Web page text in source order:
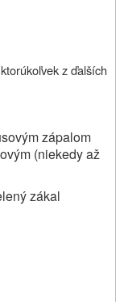
z ďalších
zápalom
(niekedy až
zákal